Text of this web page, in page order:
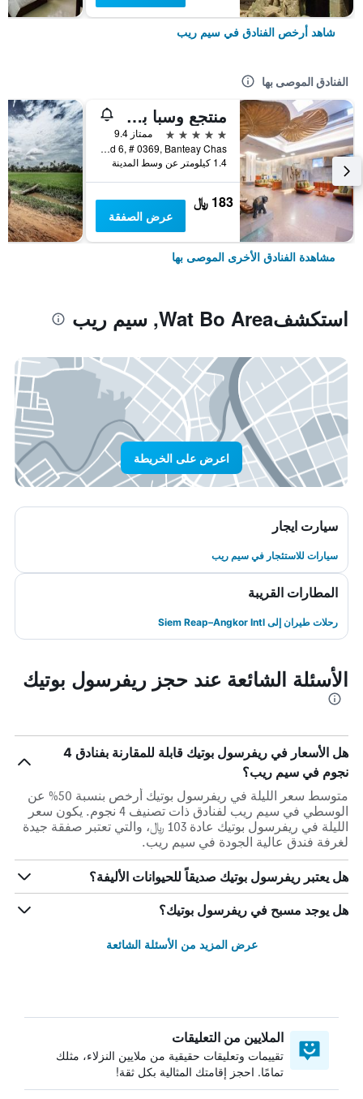
شاهد أرخص الفنادق في سيم ريب
الفنادق الموصى بها
منتجع وسبا بوراي أنغكور
5 نجوم
ممتاز 9.4
National Road 6, # 0369, Banteay Chas, سيم ريب, كمبوديا
1.4 كيلومتر عن وسط المدينة
183 ﷼
عرض الصفقة
مشاهدة الفنادق الأخرى الموصى بها
استكشفWat Bo Area, سيم ريب
اعرض على الخريطة
سيارت ايجار
سيارات للاستئجار في سيم ريب
المطارات القريبة
رحلات طيران إلى Siem Reap–Angkor Intl
الأسئلة الشائعة عند حجز ريفرسول بوتيك
هل الأسعار في ريفرسول بوتيك قابلة للمقارنة بفنادق 4
نجوم في سيم ريب؟
متوسط سعر الليلة في ريفرسول بوتيك أرخص بنسبة 50% عن
الوسطي في سيم ريب لفنادق ذات تصنيف 4 نجوم. يكون سعر
الليلة في ريفرسول بوتيك عادة 103 ﷼، والتي تعتبر صفقة جيدة
لغرفة فندق عالية الجودة في سيم ريب.
هل يعتبر ريفرسول بوتيك صديقاً للحيوانات الأليفة؟
هل يوجد مسبح في ريفرسول بوتيك؟
عرض المزيد من الأسئلة الشائعة
الملايين من التعليقات
تقييمات وتعليقات حقيقية من ملايين النزلاء، مثلك
تمامًا. احجز إقامتك المثالية بكل ثقة!